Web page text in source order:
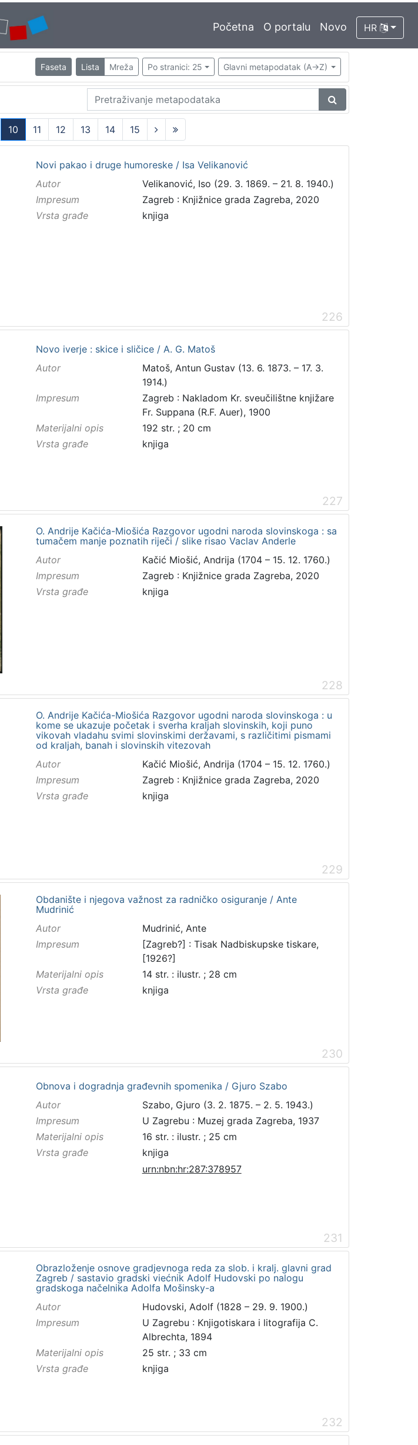
Početna O portalu Novo HR
Faseta Lista Mreža Po stranici: 25 Glavni metapodatak (A->Z)
10
(current)
11 12 13 14
15
Novi pakao i druge humoreske / Isa Velikanović
Autor
Velikanović, Iso (29. 3. 1869. – 21. 8. 1940.)
Impresum
Zagreb : Knjižnice grada Zagreba, 2020
Vrsta građe
knjiga
226
Novo iverje : skice i sličice / A. G. Matoš
Autor
Matoš, Antun Gustav (13. 6. 1873. – 17. 3.
1914.)
Impresum
Zagreb : Nakladom Kr. sveučilištne knjižare
Fr. Suppana (R.F. Auer), 1900
Materijalni opis
192 str. ; 20 cm
Vrsta građe
knjiga
227
O. Andrije Kačića-Miošića Razgovor ugodni naroda slovinskoga : sa
tumačem manje poznatih riječi / slike risao Vaclav Anderle
Autor
Kačić Miošić, Andrija (1704 – 15. 12. 1760.)
Impresum
Zagreb : Knjižnice grada Zagreba, 2020
Vrsta građe
knjiga
228
O. Andrije Kačića-Miošića Razgovor ugodni naroda slovinskoga : u
kome se ukazuje početak i sverha kraljah slovinskih, koji puno
vikovah vladahu svimi slovinskimi deržavami, s različitimi pismami
od kraljah, banah i slovinskih vitezovah
Autor
Kačić Miošić, Andrija (1704 – 15. 12. 1760.)
Impresum
Zagreb : Knjižnice grada Zagreba, 2020
Vrsta građe
knjiga
229
Obdanište i njegova važnost za radničko osiguranje / Ante
Mudrinić
Autor
Mudrinić, Ante
Impresum
[Zagreb?] : Tisak Nadbiskupske tiskare,
[1926?]
Materijalni opis
14 str. : ilustr. ; 28 cm
Vrsta građe
knjiga
230
Obnova i dogradnja građevnih spomenika / Gjuro Szabo
Autor
Szabo, Gjuro (3. 2. 1875. – 2. 5. 1943.)
Impresum
U Zagrebu : Muzej grada Zagreba, 1937
Materijalni opis
16 str. : ilustr. ; 25 cm
Vrsta građe
knjiga
urn:nbn:hr:287:378957
231
Obrazloženje osnove gradjevnoga reda za slob. i kralj. glavni grad
Zagreb / sastavio gradski viećnik Adolf Hudovski po nalogu
gradskoga načelnika Adolfa Mošinsky-a
Autor
Hudovski, Adolf (1828 – 29. 9. 1900.)
Impresum
U Zagrebu : Knjigotiskara i litografija C.
Albrechta, 1894
Materijalni opis
25 str. ; 33 cm
Vrsta građe
knjiga
232